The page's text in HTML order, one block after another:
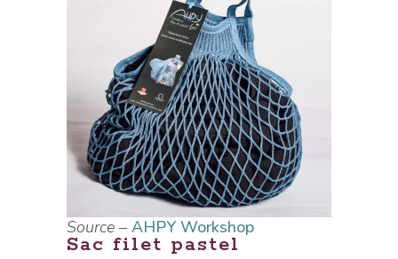
Source –AHPY Workshop
Sac filet pastel